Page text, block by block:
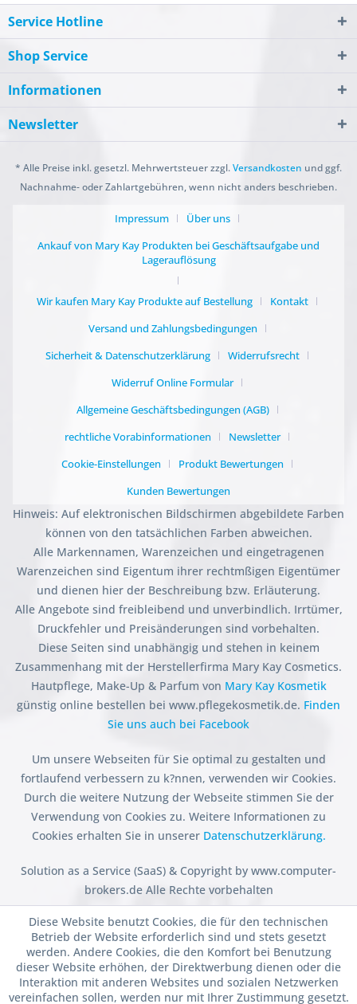
Service Hotline
Shop Service
Informationen
Newsletter
* Alle Preise inkl. gesetzl. Mehrwertsteuer zzgl.Versandkosten und ggf.
Nachnahme- oder Zahlartgebühren, wenn nicht anders beschrieben.
Impressum
Über uns
Ankauf von Mary Kay Produkten bei Geschäftsaufgabe und
Lagerauflösung
Wir kaufen Mary Kay Produkte auf Bestellung
Kontakt
Versand und Zahlungsbedingungen
Sicherheit & Datenschutzerklärung
Widerrufsrecht
Widerruf Online Formular
Allgemeine Geschäftsbedingungen (AGB)
rechtliche Vorabinformationen
Newsletter
Cookie-Einstellungen
Produkt Bewertungen
Kunden Bewertungen
Hinweis: Auf elektronischen Bildschirmen abgebildete Farben
können von den tatsächlichen Farben abweichen.
Alle Markennamen, Warenzeichen und eingetragenen
Warenzeichen sind Eigentum ihrer rechtmßigen Eigentümer
und dienen hier der Beschreibung bzw. Erläuterung.
Alle Angebote sind freibleibend und unverbindlich. Irrtümer,
Druckfehler und Preisänderungen sind vorbehalten.
Diese Seiten sind unabhängig und stehen in keinem
Zusammenhang mit der Herstellerfirma Mary Kay Cosmetics.
Hautpflege, Make-Up & Parfum von Mary Kay Kosmetik
günstig online bestellen bei www.pflegekosmetik.de. Finden
Sie uns auch bei Facebook
Um unsere Webseiten für Sie optimal zu gestalten und
fortlaufend verbessern zu k?nnen, verwenden wir Cookies.
Durch die weitere Nutzung der Webseite stimmen Sie der
Verwendung von Cookies zu. Weitere Informationen zu
Cookies erhalten Sie in unserer Datenschutzerklärung.
Solution as a Service (SaaS) & Copyright by www.computer-
brokers.de Alle Rechte vorbehalten
Diese Website benutzt Cookies, die für den technischen
Betrieb der Website erforderlich sind und stets gesetzt
werden. Andere Cookies, die den Komfort bei Benutzung
dieser Website erhöhen, der Direktwerbung dienen oder die
Interaktion mit anderen Websites und sozialen Netzwerken
vereinfachen sollen, werden nur mit Ihrer Zustimmung gesetzt.